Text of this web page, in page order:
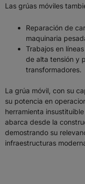
Las grúas móviles
Reparación de
maquinaria
Trabajos en
de alta tensión y
transformadores.
La grúa móvil, con su
su potencia en
herramienta
abarca desde la
demostrando su
infraestructuras